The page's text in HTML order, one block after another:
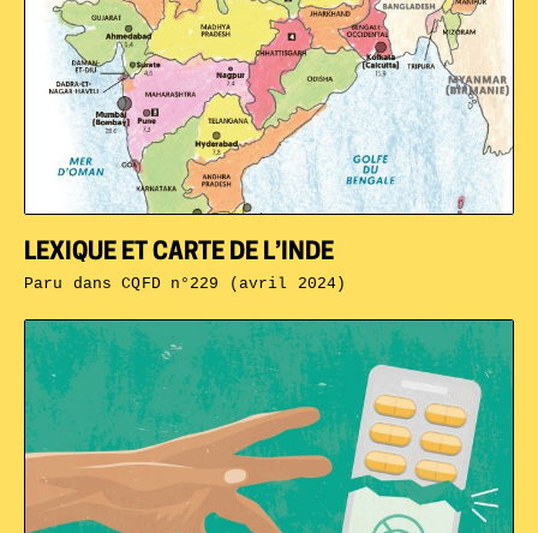
LEXIQUE ET CARTE DE L’INDE
Paru dansCQFD n°229 (avril 2024)